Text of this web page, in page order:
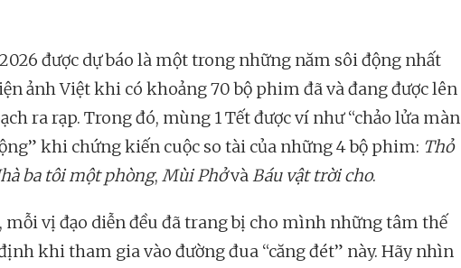
được dự báo là một trong những năm sôi động nhất
ảnh Việt khi có khoảng 70 bộ phim đã và đang được lên
ra rạp. Trong đó, mùng 1 Tết được ví như “chảo lửa màn
khi chứng kiến cuộc so tài của những 4 bộ phim: Thỏ
ba tôi một phòng, Mùi PhởvàBáu vật trời cho.
mỗi vị đạo diễn đều đã trang bị cho mình những tâm thế
khi tham gia vào đường đua “căng đét” này. Hãy nhìn